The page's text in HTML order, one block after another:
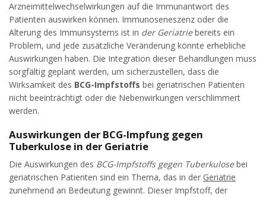
Arzneimittelwechselwirkungen auf die Immunantwort des
Patienten auswirken können. Immunoseneszenz oder die
Alterung des Immunsystems ist in der Geriatriebereits ein
Problem, und jede zusätzliche Veränderung könnte erhebliche
Auswirkungen haben. Die Integration dieser Behandlungen muss
sorgfältig geplant werden, um sicherzustellen, dass die
Wirksamkeit des BCG-Impfstoffs bei geriatrischen Patienten
nicht beeinträchtigt oder die Nebenwirkungen verschlimmert
werden.
Auswirkungen der BCG-Impfung gegen
Tuberkulose in der Geriatrie
Die Auswirkungen des BCG-Impfstoffs gegen Tuberkulosebei
geriatrischen Patienten sind ein Thema, das in der Geriatrie
zunehmend an Bedeutung gewinnt. Dieser Impfstoff, der